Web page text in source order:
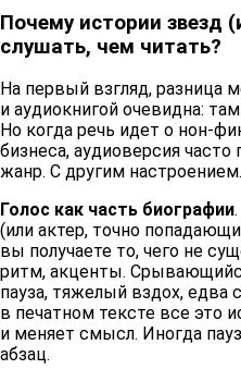
Почему истории звезд
слушать, чем читать?
На первый взгляд, разница
и аудиокнигой очевидна:
Но когда речь идет о нон-
бизнеса, аудиоверсия
жанр. С другим
Голос как часть биографии
(или актер, точно
вы получаете то, чего не
ритм, акценты.
пауза, тяжелый вздох,
в печатном тексте все это
и меняет смысл. Иногда
абзац.